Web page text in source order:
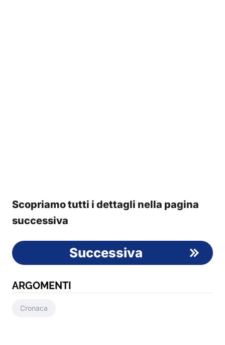
Scopriamo tutti i dettagli nella pagina
successiva
Successiva
ARGOMENTI
Cronaca